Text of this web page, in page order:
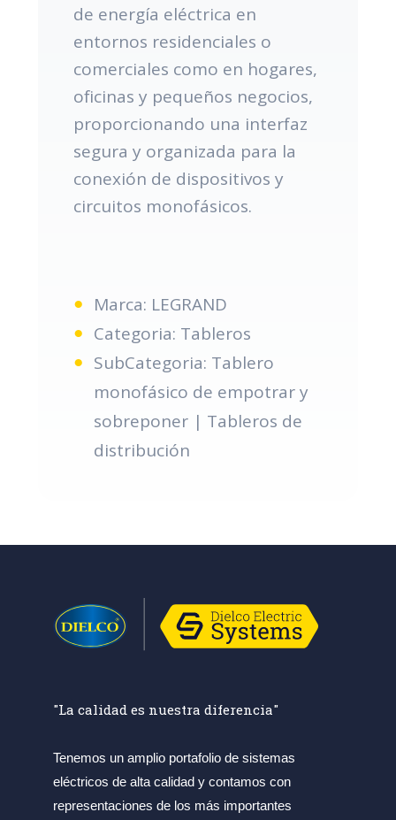
de energía eléctrica en
entornos residenciales o
comerciales como en hogares,
oficinas y pequeños negocios,
proporcionando una interfaz
segura y organizada para la
conexión de dispositivos y
circuitos monofásicos.
Marca: LEGRAND
Categoria: Tableros
SubCategoria: Tablero
monofásico de empotrar y
sobreponer | Tableros de
distribución
"La calidad es nuestra diferencia"
Tenemos un amplio portafolio de sistemas
eléctricos de alta calidad y contamos con
representaciones de los más importantes